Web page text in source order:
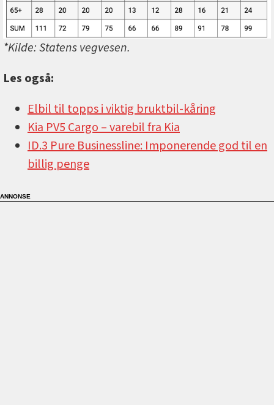
*Kilde: Statens vegvesen.
Les også:
Elbil til topps i viktig bruktbil-kåring
Kia PV5 Cargo –⁠ varebil fra Kia
ID.3 Pure Businessline: Imponerende god til en
billig penge